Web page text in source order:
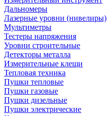
Дальномеры
Лазерные уровни (нивелиры)
Мультиметры
Тестеры напряжения
Уровни строительные
Детекторы металла
Измерительные клещи
Тепловая техника
Пушки тепловые
Пушки газовые
Пушки дизельные
Пушки электрические